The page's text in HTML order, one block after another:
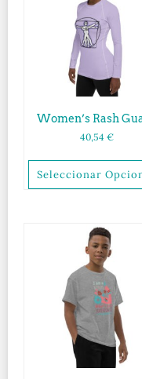
Women’s Rash
40,54 €
Seleccionar